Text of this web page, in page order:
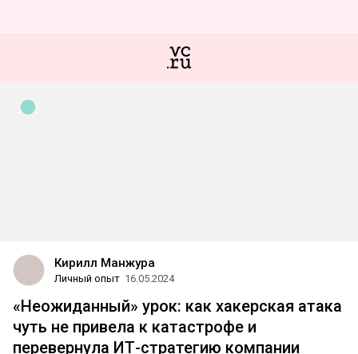
Кирилл Манжура
Личный опыт 16.05.2024
«Неожиданный» урок: как хакерская атака
чуть не привела к катастрофе и
перевернула ИТ-стратегию компании